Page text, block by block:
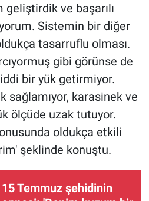
geliştirdik ve başarılı
Sistemin bir diğer
tasarruflu olması.
gibi görünse de
bir yük getirmiyor.
sağlamıyor, karasinek ve
ölçüde uzak tutuyor.
oldukça etkili
şeklinde konuştu.
15 Temmuz şehidinin